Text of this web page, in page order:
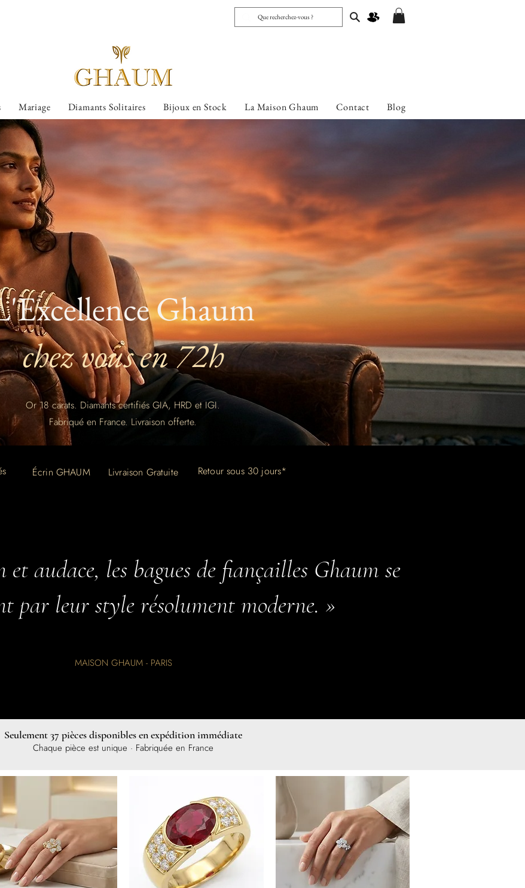
Mariage Diamants Solitaires Bijoux en Stock La Maison Ghaum Contact Blog
Ghaum
chez vous en 72h
Or 18 carats. Diamants certifiés GIA, HRD et IGI.
Fabriqué en France. Livraison offerte.
Écrin GHAUM Livraison Gratuite Retour sous 30 jours*
audace, les bagues de fiançailles Ghaum se
par leur style résolument moderne. »
MAISON GHAUM - PARIS
Seulement 37 pièces disponibles en expédition immédiate
Chaque pièce est unique · Fabriquée en France